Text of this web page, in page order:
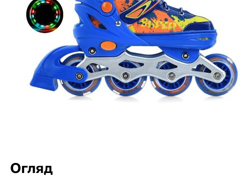
Огляд